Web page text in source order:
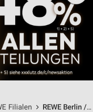
Filialen REWE Berlin / Marzahn / Marchwitzastr. 29 - Öffnungszeiten & Adresse